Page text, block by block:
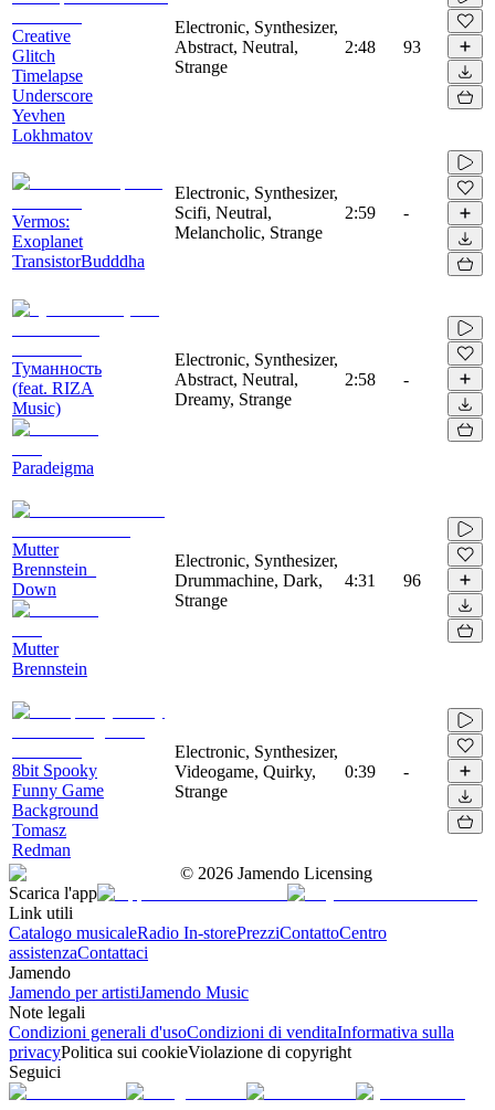
Creative
Glitch
Timelapse
Underscore
Yevhen
Lokhmatov
Electronic, Synthesizer,
Abstract, Neutral,
Strange
2:48 93
Vermos:
Exoplanet
TransistorBudddha
Electronic, Synthesizer,
Scifi, Neutral,
Melancholic, Strange
2:59 -
Туманность
(feat. RIZA
Music)
Paradeigma
Electronic, Synthesizer,
Abstract, Neutral,
Dreamy, Strange
2:58 -
Mutter
Brennstein_
Down
Mutter
Brennstein
Electronic, Synthesizer,
Drummachine, Dark,
Strange
4:31 96
8bit Spooky
Funny Game
Background
Tomasz
Redman
Electronic, Synthesizer,
Videogame, Quirky,
Strange
0:39 -
© 2026 Jamendo Licensing
Scarica l'app
Link utili
Catalogo musicaleRadio In-storePrezziContattoCentro
assistenzaContattaci
Jamendo
Jamendo per artistiJamendo Music
Note legali
Condizioni generali d'usoCondizioni di venditaInformativa sulla
privacyPolitica sui cookieViolazione di copyright
Seguici